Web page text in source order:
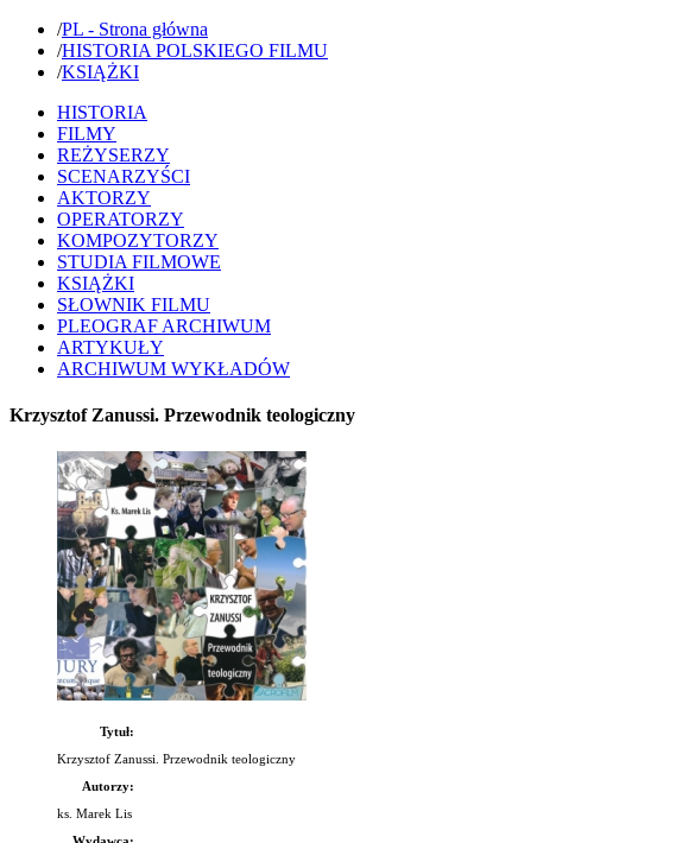
/PL - Strona główna
/HISTORIA POLSKIEGO FILMU
/KSIĄŻKI
HISTORIA
FILMY
REŻYSERZY
SCENARZYŚCI
AKTORZY
OPERATORZY
KOMPOZYTORZY
STUDIA FILMOWE
KSIĄŻKI
SŁOWNIK FILMU
PLEOGRAF ARCHIWUM
ARTYKUŁY
ARCHIWUM WYKŁADÓW
Krzysztof Zanussi. Przewodnik teologiczny
Tytuł:
Krzysztof Zanussi. Przewodnik teologiczny
Autorzy:
ks. Marek Lis